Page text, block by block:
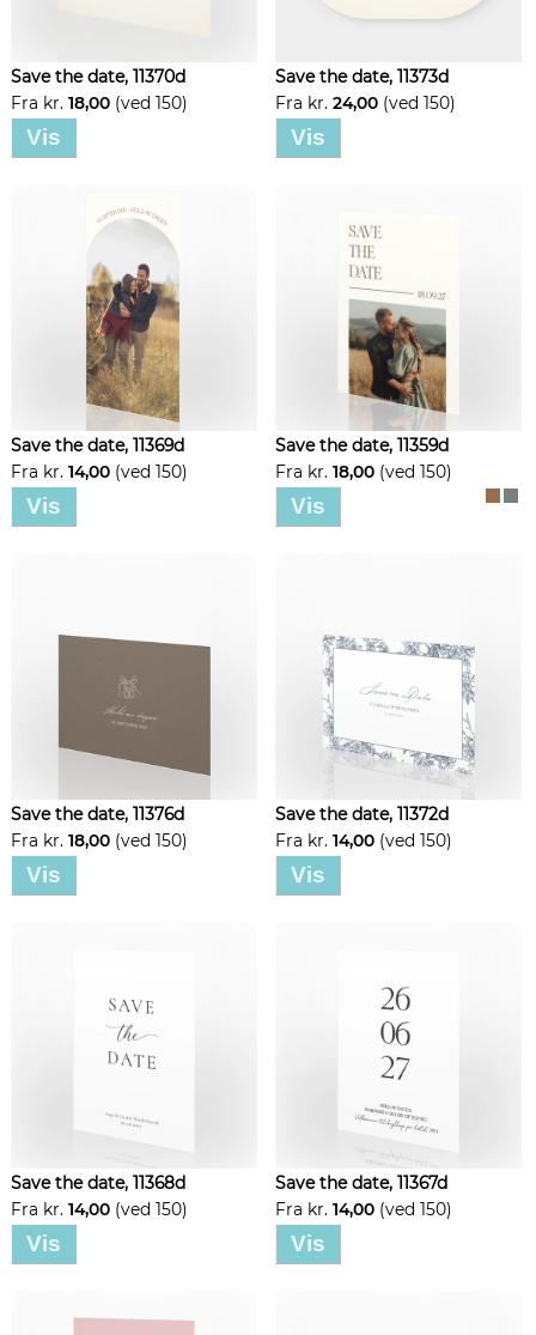
Save the date, 11370d
Fra kr. 18,00 (ved 150)
Vis
Save the date, 11373d
Fra kr. 24,00 (ved 150)
Vis
Save the date, 11369d
Fra kr. 14,00 (ved 150)
Vis
Save the date, 11359d
Fra kr. 18,00 (ved 150)
Vis
Save the date, 11376d
Fra kr. 18,00 (ved 150)
Vis
Save the date, 11372d
Fra kr. 14,00 (ved 150)
Vis
Save the date, 11368d
Fra kr. 14,00 (ved 150)
Vis
Save the date, 11367d
Fra kr. 14,00 (ved 150)
Vis